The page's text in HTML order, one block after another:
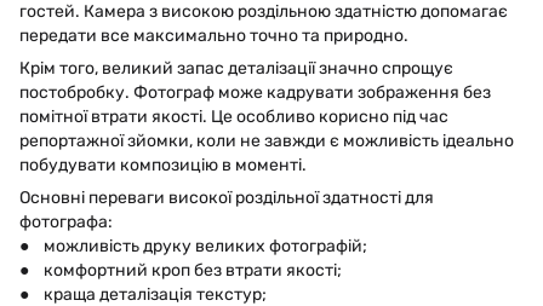
гостей. Камера з високою роздільною здатністю допомагає
передати все максимально точно та природно.
Крім того, великий запас деталізації значно спрощує
постобробку. Фотограф може кадрувати зображення без
помітної втрати якості. Це особливо корисно під час
репортажної зйомки, коли не завжди є можливість ідеально
побудувати композицію в моменті.
Основні переваги високої роздільної здатності для
фотографа:
● можливість друку великих фотографій;
● комфортний кроп без втрати якості;
● краща деталізація текстур;